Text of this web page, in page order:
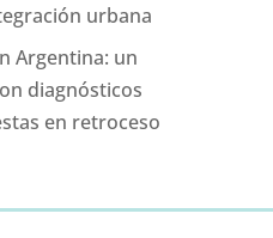
urbana
Argentina: un
diagnósticos
en retroceso